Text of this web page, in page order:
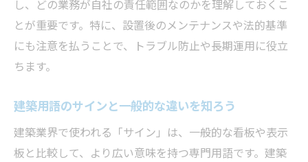
目
サイン取り付けにおける費用の目安と算出
サイン工事の主な種類と特徴を分かりやす
く解説
サイン工事の手順と必要な準備を押さえる
し、どの業務が自社の責任範囲なのかを理解しておくこ
とが重要です。特に、設置後のメンテナンスや法的基準
にも注意を払うことで、トラブル防止や長期運用に役立
ちます。
建築用語のサインと一般的な違いを知ろう
建築業界で使われる「サイン」は、一般的な看板や表示
板と比較して、より広い意味を持つ専門用語です。建築